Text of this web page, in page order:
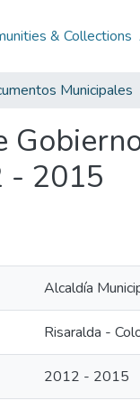
& Collections
Municipales
- 2015
Alcaldía
Risaralda -
2012 - 2015